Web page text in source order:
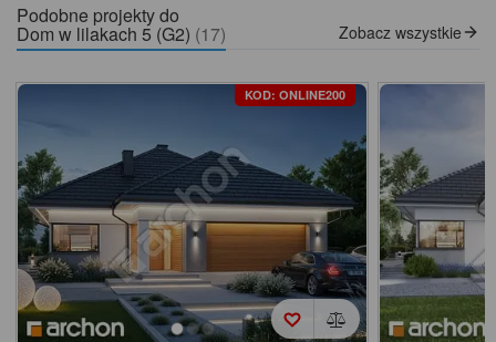
Podobne projekty do
Dom w lilakach 5 (G2) (17) Zobacz wszystkie
KOD: ONLINE200